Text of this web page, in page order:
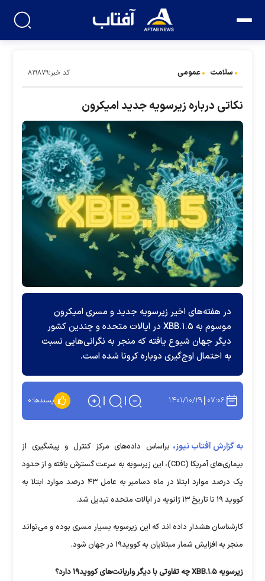
سلامت عمومی کد خبر:۸۱۹۸۷۹
نکاتی درباره زیرسویه جدید امیکرون
در هفته‌های اخیر زیرسویه جدید و مسری امیکرون
موسوم به XBB.۱.۵ در ایالات متحده و چندین کشور
دیگر جهان شیوع یافته که منجر به نگرانی‌هایی نسبت
به احتمال اوج‌گیری دوباره کرونا شده است.
۰۷:۰۶ ۱۴۰۱/۱۰/۲۹ پسندها:۰
به گزارش آفتاب نیوز، براساس داده‌های مرکز کنترل و پیشگیری از
بیماری‌های آمریکا (CDC)، این زیرسویه به سرعت گسترش یافته و از حدود
یک درصد موارد ابتلا در ماه دسامبر به عامل ۴۳ درصد موارد ابتلا به
کووید ۱۹ تا تاریخ ۱۳ ژانویه در ایالات متحده تبدیل شد.
کارشناسان هشدار داده اند که این زیرسویه بسیار مسری بوده و می‌تواند
منجر به افزایش شمار مبتلایان به کووید۱۹ در جهان شود.
زیرسویه XBB.۱.۵ چه تفاوتی با دیگر واریانت‌های کووید۱۹ دارد؟